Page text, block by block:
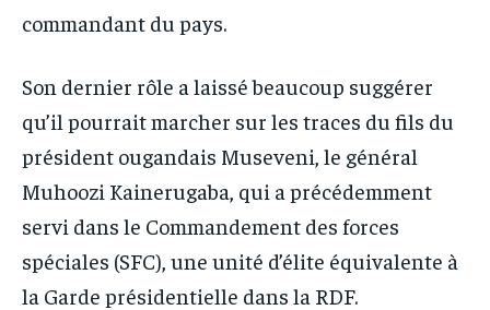
commandant du pays.
Son dernier rôle a laissé beaucoup suggérer
qu’il pourrait marcher sur les traces du fils du
président ougandais Museveni, le général
Muhoozi Kainerugaba, qui a précédemment
servi dans le Commandement des forces
spéciales (SFC), une unité d’élite équivalente à
la Garde présidentielle dans la RDF.